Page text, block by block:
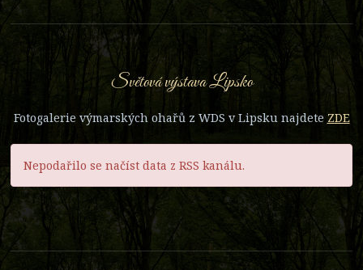
Světová výstava Lipsko
Fotogalerie výmarských ohařů z WDS v Lipsku najdete ZDE
Nepodařilo se načíst data z RSS kanálu.